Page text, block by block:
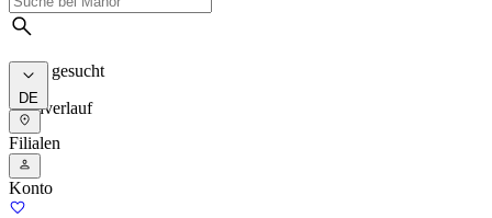
Meist gesucht
Suchverlauf
DE
Filialen
Konto